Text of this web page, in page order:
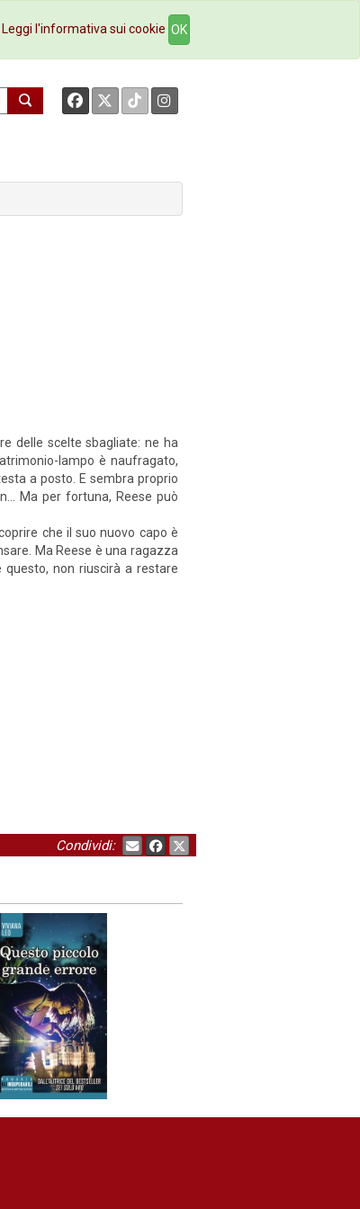
Contatti
delle scelte sbagliate: ne ha
lampo è naufragato,
a posto. E sembra proprio
Ma per fortuna, Reese può
che il suo nuovo capo è
Ma Reese è una ragazza
non riuscirà a restare
Condividi:
Leggi l'informativa sui cookie OK